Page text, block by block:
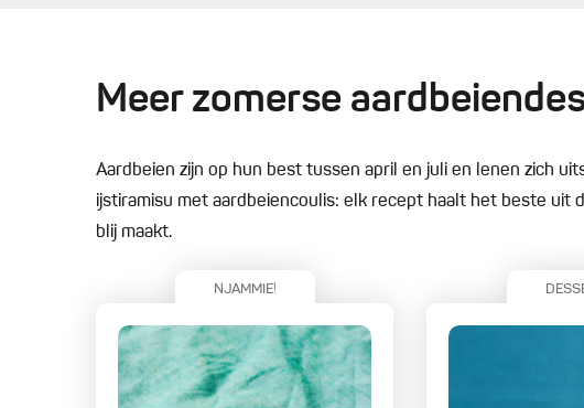
Meer zomerse
Aardbeien zijn op hun best tussen april en juli en lenen zich
ijstiramisu met aardbeiencoulis: elk recept haalt het beste
blij maakt.
NJAMMIE!